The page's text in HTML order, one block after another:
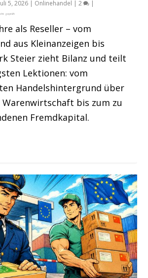
5, 2026 | Onlinehandel |2 |
als Reseller – vom
aus Kleinanzeigen bis
Steier zieht Bilanz und teilt
Lektionen: vom
Handelshintergrund über
Warenwirtschaft bis zum zu
Fremdkapital.